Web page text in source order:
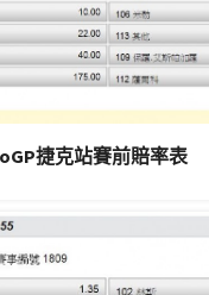
捷克站賽前賠率表